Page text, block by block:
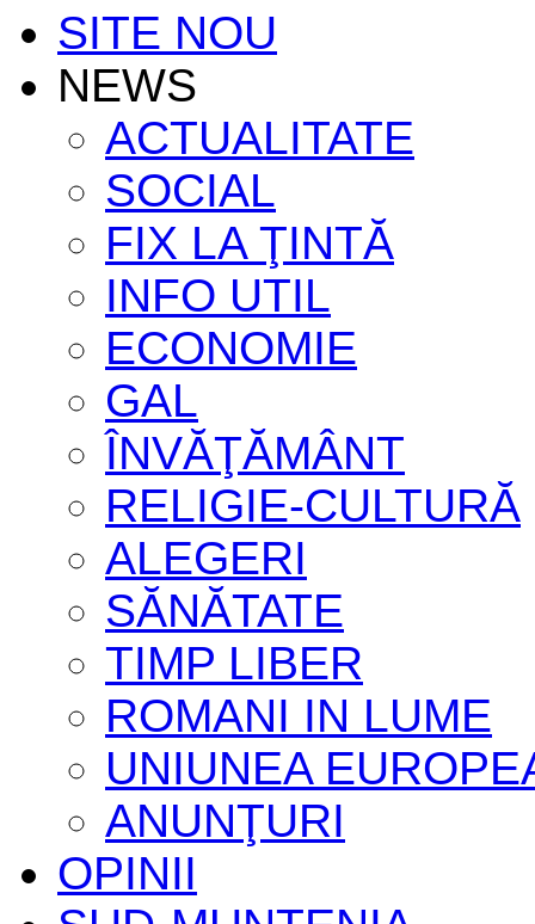
SITE NOU
NEWS
ACTUALITATE
SOCIAL
FIX LA ŢINTĂ
INFO UTIL
ECONOMIE
GAL
ÎNVĂŢĂMÂNT
RELIGIE-CULTURĂ
ALEGERI
SĂNĂTATE
TIMP LIBER
ROMANI IN LUME
UNIUNEA
ANUNŢURI
OPINII